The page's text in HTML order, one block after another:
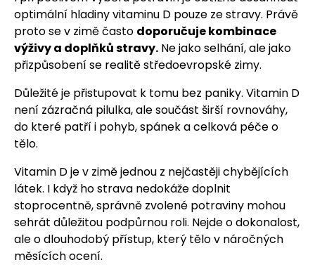
optimální hladiny vitaminu D pouze ze stravy. Právě
proto se v zimě často doporučuje kombinace
výživy a doplňků stravy. Ne jako selhání, ale jako
přizpůsobení se realitě středoevropské zimy.
Důležité je přistupovat k tomu bez paniky. Vitamin D
není zázračná pilulka, ale součást širší rovnováhy,
do které patří i pohyb, spánek a celková péče o
tělo.
Vitamin D je v zimě jednou z nejčastěji chybějících
látek. I když ho strava nedokáže doplnit
stoprocentně, správně zvolené potraviny mohou
sehrát důležitou podpůrnou roli. Nejde o dokonalost,
ale o dlouhodobý přístup, který tělo v náročných
měsících ocení.